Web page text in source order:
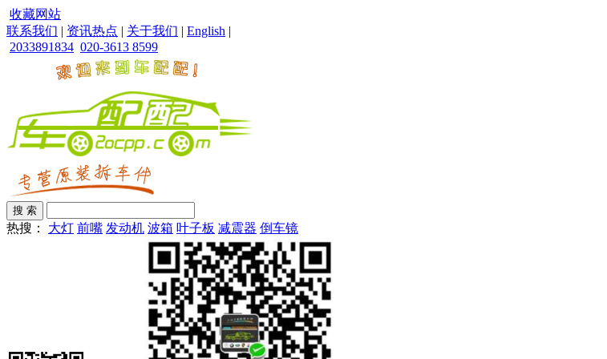
收藏网站
联系我们 | 资讯热点 | 关于我们 | English |
2033891834 020-3613 8599
热搜： 大灯 前嘴 发动机 波箱 叶子板 减震器 倒车镜